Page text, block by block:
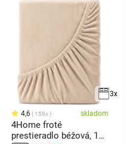
3x
4,6 159x skladom
4Home froté
prestieradlo béžová, 100